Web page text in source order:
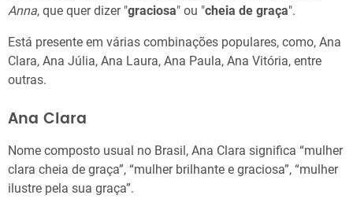
Anna, que quer dizer "graciosa" ou "cheia de graça".
Está presente em várias combinações populares, como, Ana
Clara, Ana Júlia, Ana Laura, Ana Paula, Ana Vitória, entre
outras.
Ana Clara
Nome composto usual no Brasil, Ana Clara significa “mulher
clara cheia de graça”, “mulher brilhante e graciosa”, “mulher
ilustre pela sua graça”.